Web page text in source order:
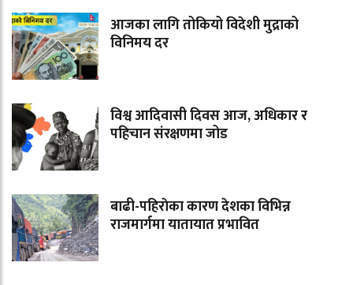
आजका लागि तोकियो विदेशी मुद्राको
विनिमय दर
विश्व आदिवासी दिवस आज, अधिकार र
पहिचान संरक्षणमा जोड
बाढी-पहिराेका कारण देशका विभिन्न
राजमार्गमा यातायात प्रभावित